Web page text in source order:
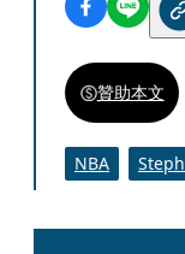
贊助本文
NBA